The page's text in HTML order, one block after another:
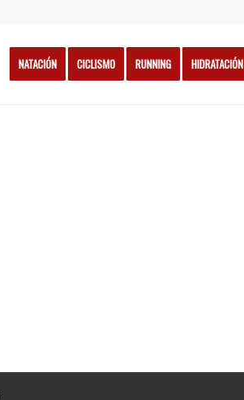
NATACIÓN CICLISMO RUNNING HIDRATACIÓN